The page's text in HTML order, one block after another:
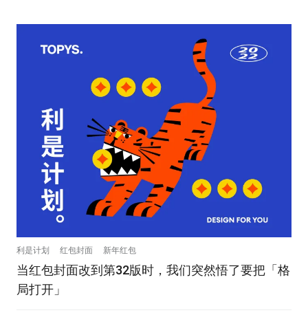
利是计划 红包封面 新年红包
当红包封面改到第32版时，我们突然悟了要把「格
局打开」